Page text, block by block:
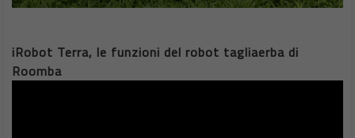
iRobot Terra, le funzioni del robot tagliaerba di
Roomba